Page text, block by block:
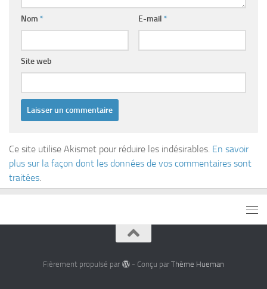
Nom * E-mail *
Site web
Ce site utilise Akismet pour réduire les indésirables. En savoir
plus sur la façon dont les données de vos commentaires sont
traitées
Fièrement propulsé par - Conçu par Thème Hueman